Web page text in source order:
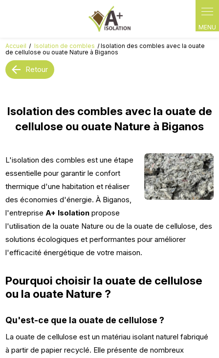
Accueil Isolation de combles
Isolation des combles avec la ouate
de cellulose ou ouate Nature à Biganos
Retour
Isolation des combles avec la ouate de
cellulose ou ouate Nature à Biganos
L'isolation des combles est une étape
essentielle pour garantir le confort
thermique d'une habitation et réaliser
des économies d'énergie. À Biganos,
l'entrepriseA+ Isolation propose
l'utilisation de la ouate Nature ou de la ouate de cellulose, des
solutions écologiques et performantes pour améliorer
l'efficacité énergétique de votre maison.
Pourquoi choisir la ouate de cellulose
ou la ouate Nature ?
Qu'est-ce que la ouate de cellulose ?
La ouate de cellulose est un matériau isolant naturel fabriqué
à partir de papier recyclé. Elle présente de nombreux